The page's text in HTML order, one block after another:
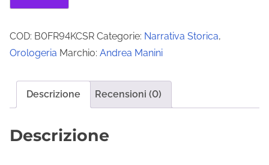
COD: B0FR94KCSR Categorie: Narrativa Storica,
Orologeria Marchio: Andrea Manini
Descrizione Recensioni (0)
Descrizione